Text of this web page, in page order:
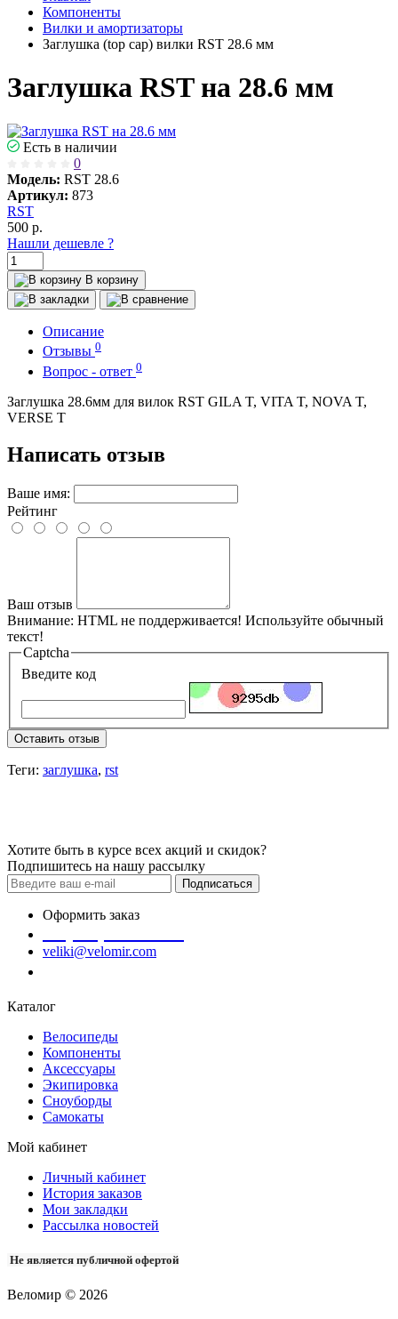
Компоненты
Вилки и амортизаторы
Заглушка (top cap) вилки RST 28.6 мм
Заглушка RST на 28.6 мм
Есть в наличии
0
Модель: RST 28.6
Артикул: 873
RST
500 р.
Нашли дешевле ?
В корзину
Описание
Отзывы 0
Вопрос - ответ 0
Заглушка 28.6мм для вилок RST GILA T, VITA T, NOVA T,
VERSE T
Написать отзыв
Ваше имя:
Рейтинг
Ваш отзыв
Внимание: HTML не поддерживается! Используйте обычный
текст!
Captcha
Введите код
Оставить отзыв
Теги: заглушка, rst
Хотите быть в курсе всех акций и скидок?
Подпишитесь на нашу рассылку
Подписаться
Оформить заказ
veliki@velomir.com
Каталог
Велосипеды
Компоненты
Аксессуары
Экипировка
Сноуборды
Самокаты
Мой кабинет
Личный кабинет
История заказов
Мои закладки
Рассылка новостей
Не является публичной офертой
Веломир © 2026